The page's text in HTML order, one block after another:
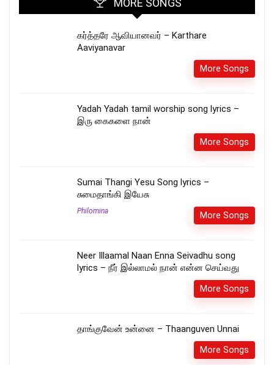
MORE SONGS
கர்த்தரே ஆவியானவர் – Karthare
Aaviyanavar
More Songs
Yadah Yadah tamil worship song lyrics –
இரு கைகளை நான்
More Songs
Sumai Thangi Yesu Song lyrics –
சுமைதாங்கி இயேசு
Philomina More Songs
Neer Illaamal Naan Enna Seivadhu song
lyrics – நீர் இல்லாமல் நான் என்ன செய்வது
More Songs
தாங்குவேன் உன்னை – Thaanguven Unnai
More Songs